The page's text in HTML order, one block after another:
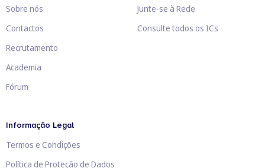
Sobre nós
Contactos
Recrutamento
Academia
Fórum
Junte-se à Rede
Consulte todos os ICs
Informação Legal
Termos e Condições
Política de Proteção de Dados